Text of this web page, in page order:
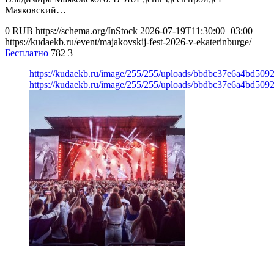
Маяковский…
0 RUB https://schema.org/InStock 2026-07-19T11:30:00+03:00
https://kudaekb.ru/event/majakovskij-fest-2026-v-ekaterinburge/
Бесплатно 782 3
https://kudaekb.ru/image/255/255/uploads/
https://kudaekb.ru/image/255/255/uploads/